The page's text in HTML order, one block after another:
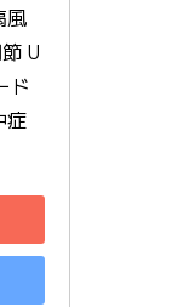
風
U
ド
症